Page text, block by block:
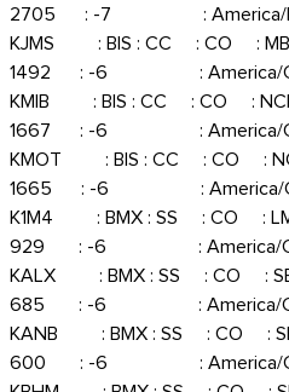
2705 : -7 : America/
KJMS : BIS : CC : CO :
1492 : -6 : America/
KMIB : BIS : CC : CO :
1667 : -6 : America/
KMOT : BIS : CC : CO :
1665 : -6 : America/
K1M4 : BMX : SS : CO :
929 : -6 : America/
KALX : BMX : SS : CO :
685 : -6 : America/
KANB : BMX : SS : CO :
600 : -6 : America/